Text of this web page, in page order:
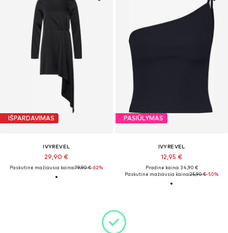
IŠPARDAVIMAS
IVYREVEL
29,90 €
Paskutinė mažiausia kaina:79,90 €-62%
PASIŪLYMAS
IVYREVEL
12,95 €
Pradinė kaina: 34,90 €
Paskutinė mažiausia kaina:25,90 €-50%